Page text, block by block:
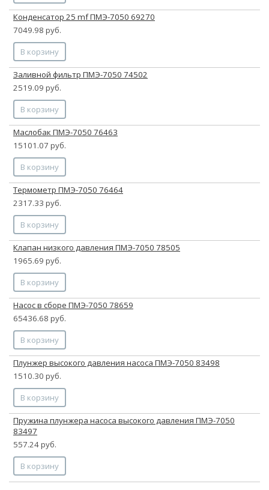
Конденсатор 25 mf ПМЭ-7050 69270
7049.98 руб.
В корзину
Заливной фильтр ПМЭ-7050 74502
2519.09 руб.
В корзину
Маслобак ПМЭ-7050 76463
15101.07 руб.
В корзину
Термометр ПМЭ-7050 76464
2317.33 руб.
В корзину
Клапан низкого давления ПМЭ-7050 78505
1965.69 руб.
В корзину
Насос в сборе ПМЭ-7050 78659
65436.68 руб.
В корзину
Плунжер высокого давления насоса ПМЭ-7050 83498
1510.30 руб.
В корзину
Пружина плунжера насоса высокого давления ПМЭ-7050
83497
557.24 руб.
В корзину